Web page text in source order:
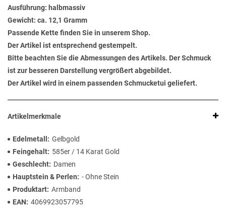
Ausführung: halbmassiv
Gewicht: ca. 12,1 Gramm
Passende Kette finden Sie in unserem Shop.
Der Artikel ist entsprechend gestempelt.
Bitte beachten Sie die Abmessungen des Artikels. Der Schmuck
ist zur besseren Darstellung vergrößert abgebildet.
Der Artikel wird in einem passenden Schmucketui geliefert.
Artikelmerkmale
Edelmetall
Gelbgold
Feingehalt
585er / 14 Karat Gold
Geschlecht
Damen
Hauptstein & Perlen
- Ohne Stein
Produktart Armband
EAN
4069923057795